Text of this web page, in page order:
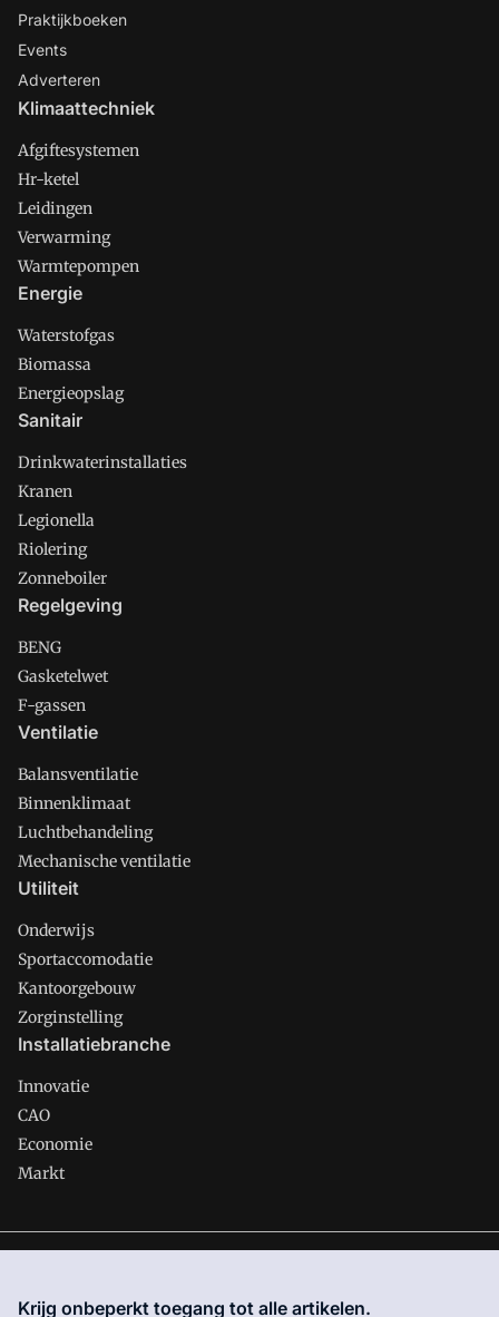
Praktijkboeken
Events
Adverteren
Klimaattechniek
Afgiftesystemen
Hr-ketel
Leidingen
Verwarming
Warmtepompen
Energie
Waterstofgas
Biomassa
Energieopslag
Sanitair
Drinkwaterinstallaties
Kranen
Legionella
Riolering
Zonneboiler
Regelgeving
BENG
Gasketelwet
F-gassen
Ventilatie
Balansventilatie
Binnenklimaat
Luchtbehandeling
Mechanische ventilatie
Utiliteit
Onderwijs
Sportaccomodatie
Kantoorgebouw
Zorginstelling
Installatiebranche
Innovatie
CAO
Economie
Markt
waar VMN media voor staat. Op gebruik van deze site zijn de
Krijg onbeperkt toegang tot alle artikelen.